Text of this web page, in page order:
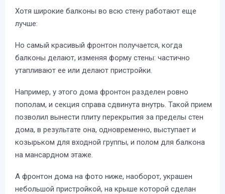
Хотя широкие балконы во всю стену работают еще
лучше:
Но самый красивый фронтон получается, когда
балконы делают, изменяя форму стены: частично
утапливают ее или делают пристройки.
Например, у этого дома фронтон разделен ровно
пополам, и секция справа сдвинута внутрь. Такой прием
позволил вынести плиту перекрытия за пределы стен
дома, в результате она, одновременно, выступает и
козырьком для входной группы, и полом для балкона
на мансардном этаже.
А фронтон дома на фото ниже, наоборот, украшен
небольшой пристройкой, на крыше которой сделан